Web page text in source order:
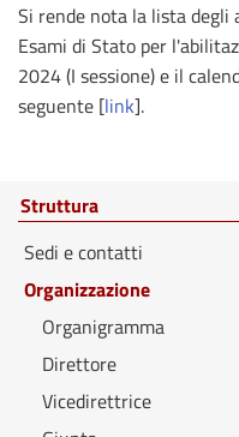
Si rende nota la lista degli
Esami di Stato per
2024 (I sessione) e il
seguente [link].
Struttura
Sedi e contatti
Organizzazione
Organigramma
Direttore
Vicedirettrice